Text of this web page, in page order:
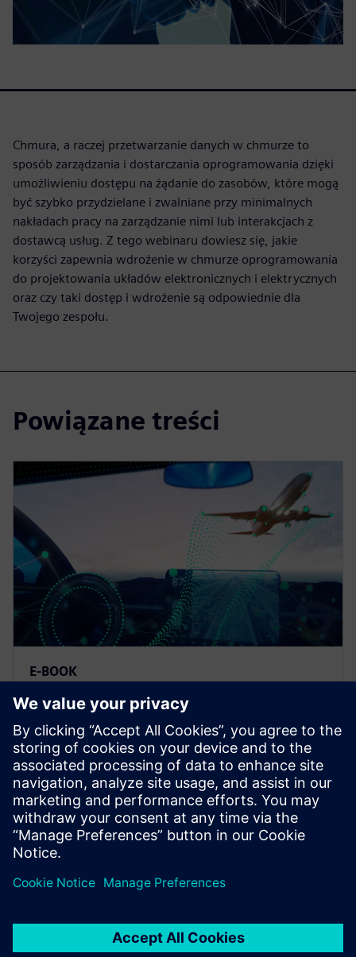
Chmura, a raczej przetwarzanie danych w chmurze to
sposób zarządzania i dostarczania oprogramowania dzięki
umożliwieniu dostępu na żądanie do zasobów, które mogą
być szybko przydzielane i zwalniane przy minimalnych
nakładach pracy na zarządzanie nimi lub interakcjach z
dostawcą usług. Z tego webinaru dowiesz się, jakie
korzyści zapewnia wdrożenie w chmurze oprogramowania
do projektowania układów elektronicznych i elektrycznych
oraz czy taki dostęp i wdrożenie są odpowiednie dla
Twojego zespołu.
Powiązane treści
E-BOOK
Multidyscyplinarne wyzwania
w branży motoryzacyjnej
i lotniczej oraz przemyśle
ciężkim
Skorzystaj z kompleksowego rozwiązania – portfolio
narzędzi Siemens Capital E/E Systems Development.
Pobierz e-book za darmo!